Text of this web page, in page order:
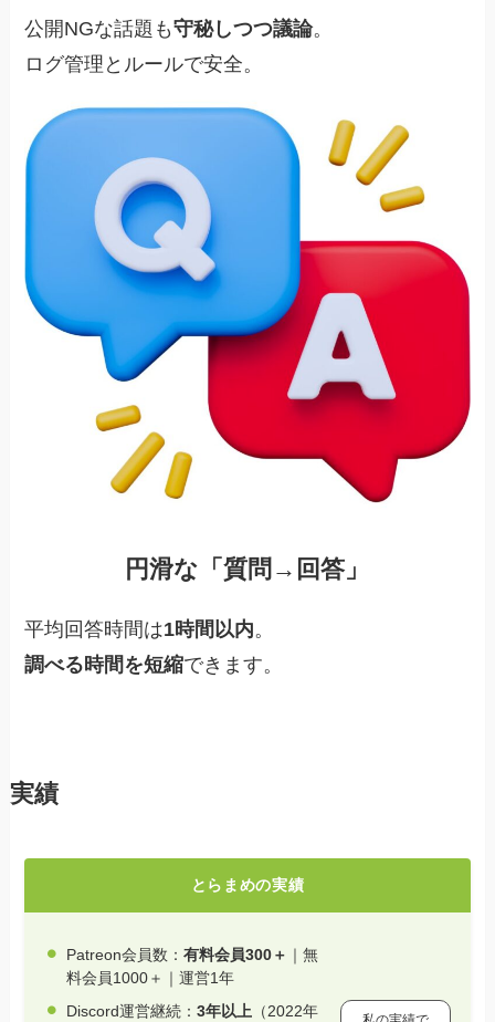
公開NGな話題も守秘しつつ議論。
ログ管理とルールで安全。
円滑な「質問→回答」
平均回答時間は1時間以内。
調べる時間を短縮できます。
実績
とらまめの実績
Patreon会員数： 有料会員300＋ ｜無
料会員1000＋｜運営1年
Discord運営継続： 3年以上（2022年